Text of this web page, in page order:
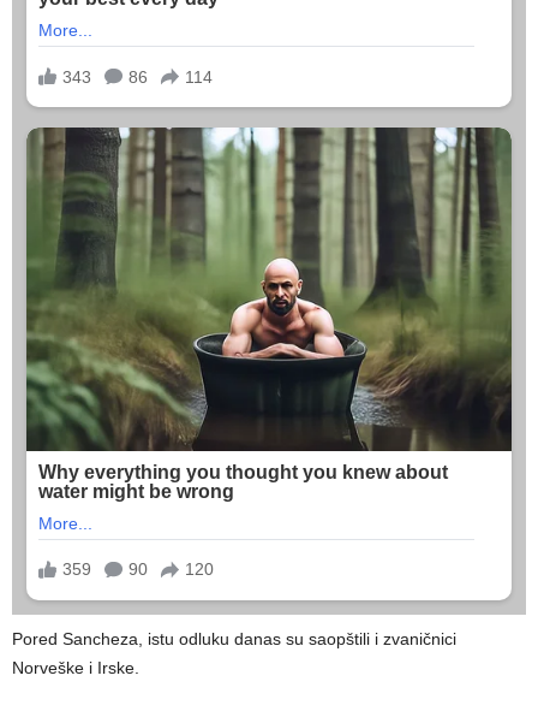
Pored Sancheza, istu odluku danas su saopštili i zvaničnici
Norveške i Irske.